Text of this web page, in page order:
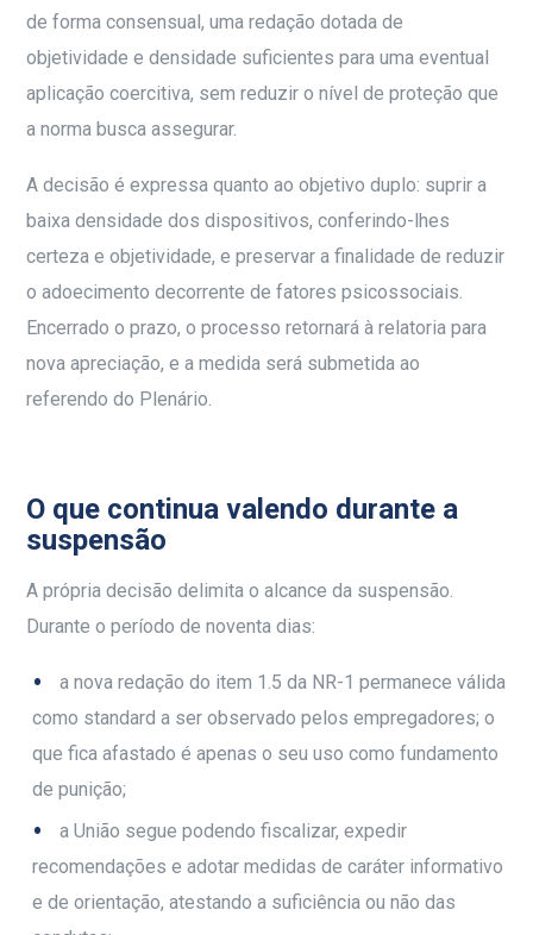
de forma consensual, uma redação dotada de
objetividade e densidade suficientes para uma eventual
aplicação coercitiva, sem reduzir o nível de proteção que
a norma busca assegurar.
A decisão é expressa quanto ao objetivo duplo: suprir a
baixa densidade dos dispositivos, conferindo-lhes
certeza e objetividade, e preservar a finalidade de reduzir
o adoecimento decorrente de fatores psicossociais.
Encerrado o prazo, o processo retornará à relatoria para
nova apreciação, e a medida será submetida ao
referendo do Plenário.
O que continua valendo durante a
suspensão
A própria decisão delimita o alcance da suspensão.
Durante o período de noventa dias:
a nova redação do item 1.5 da NR-1 permanece válida
como standard a ser observado pelos empregadores; o
que fica afastado é apenas o seu uso como fundamento
de punição;
a União segue podendo fiscalizar, expedir
recomendações e adotar medidas de caráter informativo
e de orientação, atestando a suficiência ou não das